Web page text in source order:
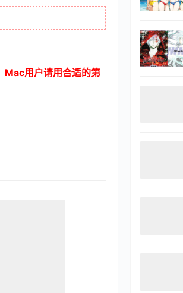
Mac用户请用合适的第